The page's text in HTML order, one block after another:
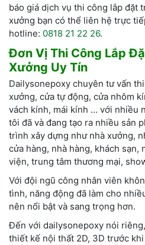
báo giá dịch vụ thi công lắp đặt
xưởng bạn có thể liên hệ trực
hotline: 0818 21 22 26.
Đơn Vị Thi Công Lắp
Xưởng Uy Tín
Dailysonepoxy chuyên tư vấn
xưởng, cửa tự động, cửa nhôm
vách kính, mái kính … với nhiều
tôi đã và đang tạo ra nhiều sản
trình xây dựng như nhà xưởng,
cửa hàng, nhà hàng, khách sạn,
viện, trung tâm thương mại,
Với đội ngũ công nhân viên
tình, năng động đã làm cho
nên nổi bật và sang trọng hơn.
Đến với dailysonepoxy nói
thiết kế nội thất 2D, 3D trước